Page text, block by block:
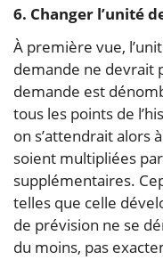
6. Changer l’unité
À première vue,
demande ne devrait
demande est
tous les points de
on s’attendrait alors
soient multipliées
supplémentaires.
telles que celle
de prévision ne se
du moins, pas